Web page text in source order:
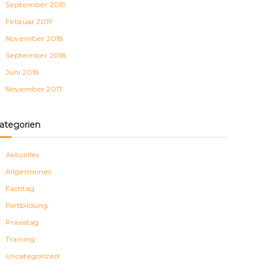
September 2019
Februar 2019
November 2018
September 2018
Juni 2018
November 2017
Aktuelles
Allgemeines
Fachtag
Fortbildung
Praxistag
Training
Uncategorized